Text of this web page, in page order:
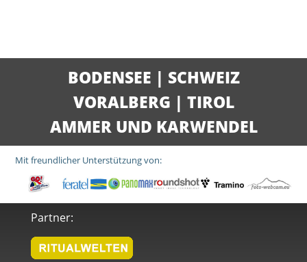
BODENSEE | SCHWEIZ
VORALBERG | TIROL
AMMER UND KARWENDEL
Mit freundlicher Unterstützung von:
Partner: